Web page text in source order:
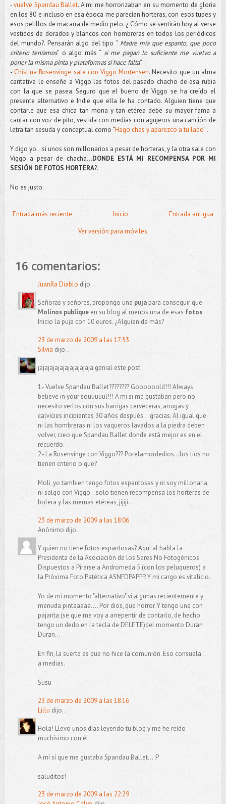
-vuelve Spandau Ballet. A mi me horrorizaban en su momento de gloria
en los 80 e incluso en esa época me parecían horteras, con esos tupes y
esos pelillos de macarra de medio pelo. ¿ Cómo se sentirán hoy al verse
vestidos de dorados y blancos con hombreras en todos los periódicos
del mundo?. Pensarán algo del tipo “ Madre mía que espanto, que poco
criterio teníamos” o algo más “ si me pagan lo suficiente me vuelvo a
poner la misma pinta y plataformas si hace falta”.
-Chistina Rosenvinge sale con Viggo Mortensen. Necesito que un alma
caritativa le enseñe a Viggo las fotos del pasado chacho de esa rubia
con la que se pasea. Seguro que el bueno de Viggo se ha creído el
presente alternativo e Indie que ella le ha contado. Alguien tiene que
contarle que esa chica tan mona y tan etérea debe su mayor fama a
cantar con voz de pito, vestida con medias con agujeros una canción de
letra tan sesuda y conceptual como “Hago chas y aparezco a tu lado” .
Y digo yo…si unos son millonarios a pesar de horteras, y la otra sale con
Viggo a pesar de chacha…DONDE ESTÁ MI RECOMPENSA POR MI
SESIÓN DE FOTOS HORTERA?.
No es justo.
Entrada más reciente Entrada antigua
Inicio
Ver versión para móviles
16 comentarios:
JuanRa Diablo dijo...
Señoras y señores, propongo una pujapara conseguir que
Molinos publiqueen su blog al menos una de esas fotos.
Inicio la puja con 10 euros. ¿Alguien da más?
23 de marzo de 2009 a las 17:53
Sílvia dijo...
jajajajajajajajajajaja genial este post:
1.- Vuelve Spandau Ballet???????? Goooooold!!! Always
believe in your souuuuul!!! A mi si me gustaban pero no
necesito verlos con sus barrigas cerveceras, arrugas y
calvícies incipientes 30 años después... gracias. Al igual que
ni las hombreras ni los vaqueros lavados a la piedra deben
volver, creo que Spandau Ballet donde está mejor es en el
recuerdo.
2.- La Rosenvinge con Viggo??? Porelamordedios...los tios no
tienen criterio o que?
Moli, yo tambien tengo fotos espantosas y ni soy millonaria,
ni salgo con Viggo...solo tienen recompensa los horteras de
bolera y las memas etéreas, jijiji...
23 de marzo de 2009 a las 18:06
Anónimo dijo...
Y quien no tiene fotos espantosas? Aqui al habla la
Presidenta de la Asociación de los Seres No Fotogénicos
Dispuestos a Pirarse a Andromeda 5 (con los peluqueros) a
la Próxima Foto Patética ASNFDPAPFP. Y mi cargo es vitalicio.
Yo de mi momento "alternativo" vi algunas recientemente y
menuda pintaaaaa.... Por dios, que horror. Y tengo una con
pajarita (se que me voy a arrepentir de contarlo, de hecho
tengo un dedo en la tecla de DELETE)del momento Duran
Duran...
En fin, la suerte es que no hice la comunión. Eso consuela...
a medias.
Susu
23 de marzo de 2009 a las 18:16
Lillu dijo...
Hola! Llevo unos días leyendo tu blog y me he reído
muchísimo con él.
A mí sí que me gustaba Spandau Ballet... :P
saluditos!
23 de marzo de 2009 a las 22:29